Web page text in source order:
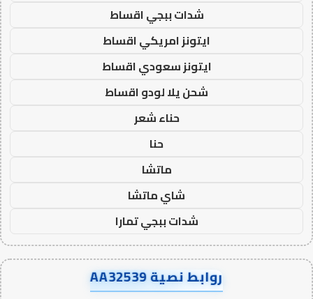
شدات ببجي اقساط
ايتونز امريكي اقساط
ايتونز سعودي اقساط
شحن يلا لودو اقساط
حناء شعر
حنا
ماتشا
شاي ماتشا
شدات ببجي تمارا
روابط نصية AA32539